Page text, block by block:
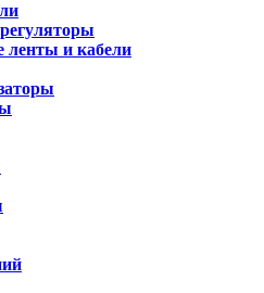
ленты и кабели